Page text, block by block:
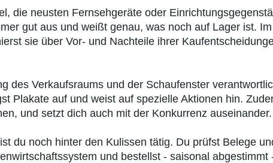
die neusten Fernsehgeräte oder
gut aus und weißt genau, was noch auf Lager ist.
sie über Vor- und Nachteile ihrer
des Verkaufsraums und der Schaufenster
Plakate auf und weist auf spezielle Aktionen hin.
und setzt dich auch mit der Konkurrenz auseinander.
du noch hinter den Kulissen tätig. Du prüfst Belege
und bestellst - saisonal abgestimmt